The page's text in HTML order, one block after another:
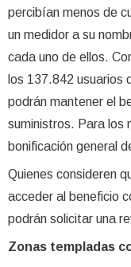
percibían menos de
un medidor a su
cada uno de ellos.
los 137.842 usuarios
podrán mantener el
suministros. Para los
bonificación general
Quienes consideren
acceder al beneficio
podrán solicitar una
Zonas templadas